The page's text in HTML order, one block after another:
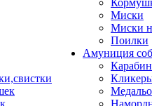
Миски
Миски
Поилки
Амуниция